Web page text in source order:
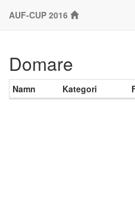
AUF-CUP 2016
Domare
Namn Kategori